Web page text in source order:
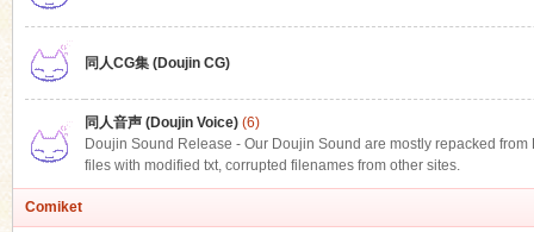
同人CG集 (Doujin CG)
同人音声 (Doujin Voice)(6)
Doujin Sound Release - Our Doujin Sound are mostly repacked
files with modified txt, corrupted filenames from other sites.
Comiket